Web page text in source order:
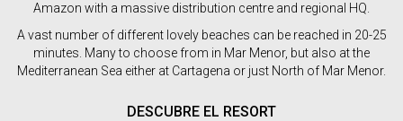
Amazon with a massive distribution centre and regional HQ.
A vast number of different lovely beaches can be reached in 20-25
minutes. Many to choose from in Mar Menor, but also at the
Mediterranean Sea either at Cartagena or just North of Mar Menor.
DESCUBRE EL RESORT